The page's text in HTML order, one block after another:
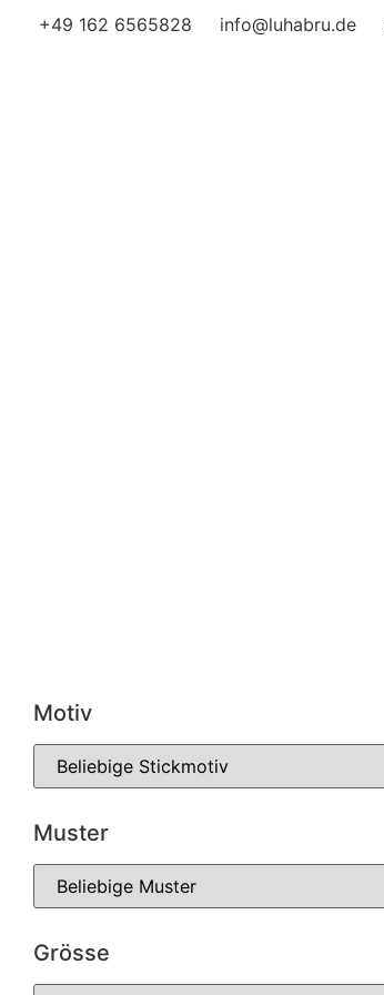
+49 162 6565828 info@luhabru.de
Motiv
Muster
Grösse